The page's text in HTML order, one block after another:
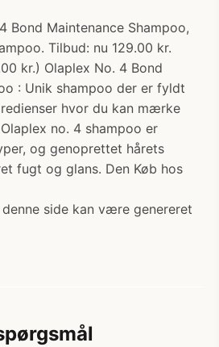
Bond Maintenance Shampoo,
Tilbud: nu 129.00 kr.
kr.) Olaplex No. 4 Bond
: Unik shampoo der er fyldt
hvor du kan mærke
no. 4 shampoo er
og genoprettet hårets
fugt og glans. Den Køb hos
side kan være genereret